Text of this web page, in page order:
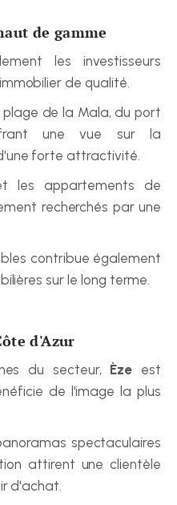
de gamme
les investisseurs
de qualité.
de la Mala, du port
une vue sur la
forte attractivité.
les appartements de
recherchés par une
contribue également
sur le long terme.
d'Azur
du secteur, Èze est
de l'image la plus
spectaculaires
attirent une clientèle
d'achat.